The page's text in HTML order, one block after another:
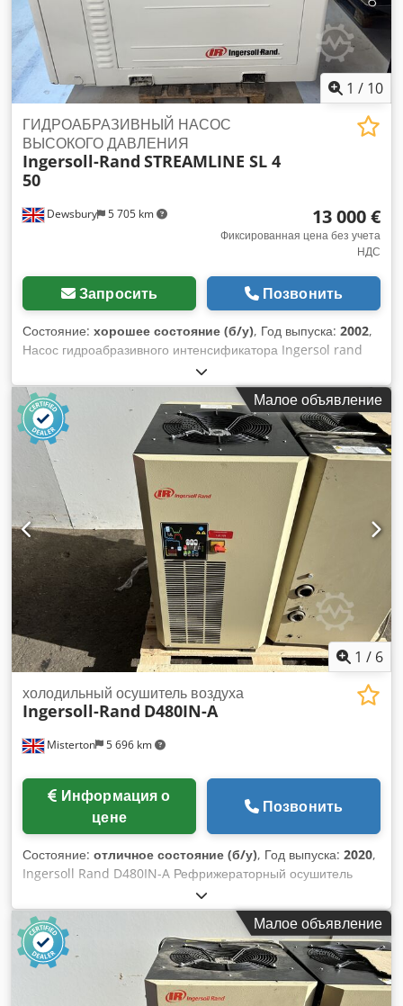
1 / 10
Dewsbury 5 705 km
ГИДРОАБРАЗИВНЫЙ НАСОС
ВЫСОКОГО ДАВЛЕНИЯ
Ingersoll-Rand STREAMLINE SL 4
50
13 000 €
Фиксированная цена без учета
НДС
Запросить Позвонить
Состояние: хорошее состояние (б/у), Год выпуска: 2002,
Насос гидроабразивного интенсификатора Ingersol rand
streamline plus. хорошее рабочее состояние Chsdpenp
Iywjfx Aftja
Малое объявление
1 / 6
Misterton 5 696 km
холодильный осушитель воздуха
Ingersoll-Rand D480IN-A
цене
Позвонить
Состояние: отличное состояние (б/у), Год выпуска: 2020,
Ingersoll Rand D480IN-A Рефрижераторный осушитель
воздуха 2020, 1.73Kw, хладагент R407C-1, температура
окружающей среды +2/50'C, 1Ph Chedpfxerk Rp Ej Aftoa
Малое объявление